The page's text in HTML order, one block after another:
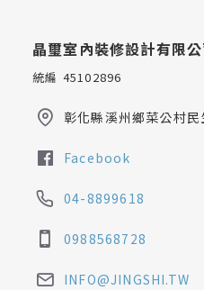
晶璽室內裝修設計有限
統編 45102896
彰化縣溪州鄉菜公村
Facebook
04-8899618
0988568728
INFO@JINGSHI.TW